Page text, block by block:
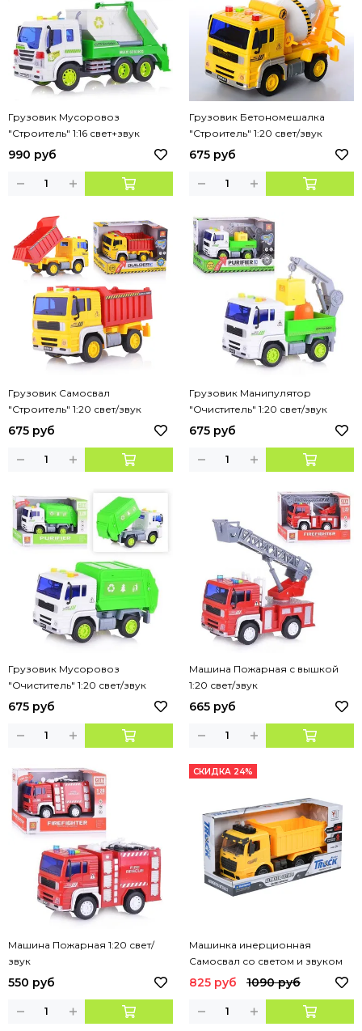
Грузовик Мусоровоз
"Строитель" 1:16 свет+звук
990 руб
Грузовик Бетономешалка
"Строитель" 1:20 свет/звук
675 руб
Грузовик Самосвал
"Строитель" 1:20 свет/звук
675 руб
Грузовик Манипулятор
"Очиститель" 1:20 свет/звук
675 руб
Грузовик Мусоровоз
"Очиститель" 1:20 свет/звук
675 руб
Машина Пожарная с вышкой
1:20 свет/звук
665 руб
Машина Пожарная 1:20 свет/
звук
550 руб
СКИДКА 24%
Машинка инерционная
Самосвал со светом и звуком
825 руб 1090 руб